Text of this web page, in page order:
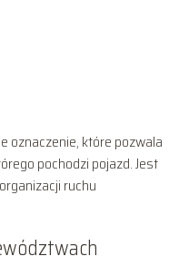
oznaczenie, które pozwala
pochodzi pojazd. Jest
ruchu